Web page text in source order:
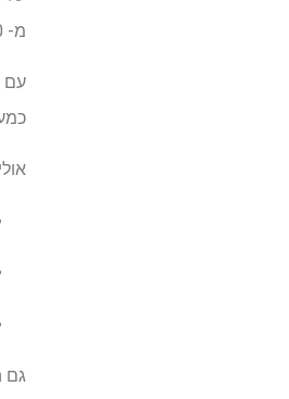
מ- 250 $ זול יותר מהטלפון הנוכחי של סמסונג פליפ – ה- Galaxy Z Flip 6.
כמעט 1.5 מיליון זכה, זו הנחה די